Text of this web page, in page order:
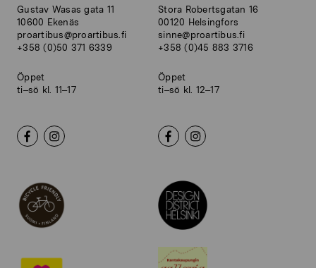
Gustav Wasas gata 11
10600 Ekenäs
proartibus@proartibus.fi
+358 (0)50 371 6339
Öppet
ti–sö kl. 11–17
Stora Robertsgatan 16
00120 Helsingfors
sinne@proartibus.fi
+358 (0)45 883 3716
Öppet
ti–sö kl. 12–17